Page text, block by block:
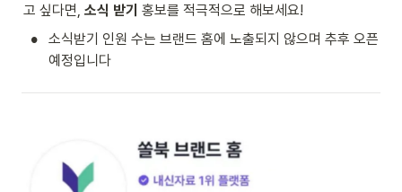
고 싶다면, 소식 받기 홍보를 적극적으로 해보세요!
•
소식받기 인원 수는 브랜드 홈에 노출되지 않으며 추후 오픈
예정입니다